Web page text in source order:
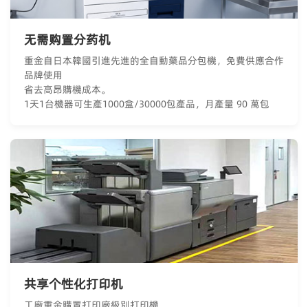
无需购置分药机
重金自日本韓國引進先進的全自動藥品分包機，免費供應合作
品牌使用
省去高昂購機成本。
1天1台機器可生產1000盒/30000包產品，月產量 90 萬包
共享个性化打印机